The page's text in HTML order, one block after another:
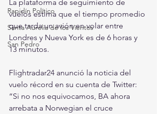
Rapidín Político
Santa Aurelia de los Vientos
San Pedro
La plataforma de seguimiento de
vuelos estima que el tiempo promedio
que tarda un avión en volar entre
Londres y Nueva York es de 6 horas y
13 minutos.
Flightradar24 anunció la noticia del
vuelo récord en su cuenta de Twitter:
“Si no nos equivocamos, BA ahora
arrebata a Norwegian el cruce